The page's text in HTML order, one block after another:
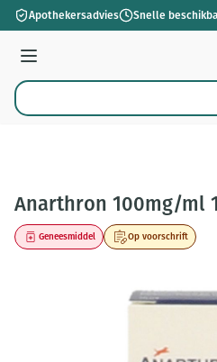
Ga naar de inhoud
Apothekersadvies Snelle
Menu
Product, merk, categorie...
Anarthron 100mg/ml
Op voorschrift
Geneesmiddel